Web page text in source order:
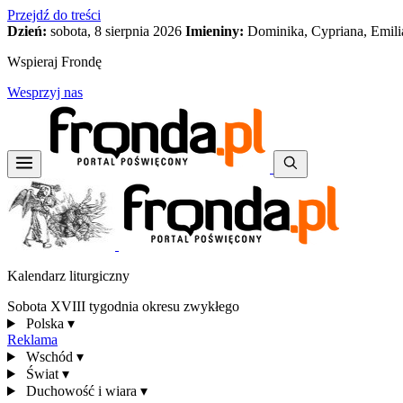
Przejdź do treści
Dzień: sobota, 8 sierpnia 2026 Imieniny: Dominika, Cypriana,
Wspieraj Frondę
Wesprzyj nas
Kalendarz liturgiczny
Sobota XVIII tygodnia okresu zwykłego
Polska ▾
Reklama
Wschód ▾
Świat ▾
Duchowość i wiara ▾